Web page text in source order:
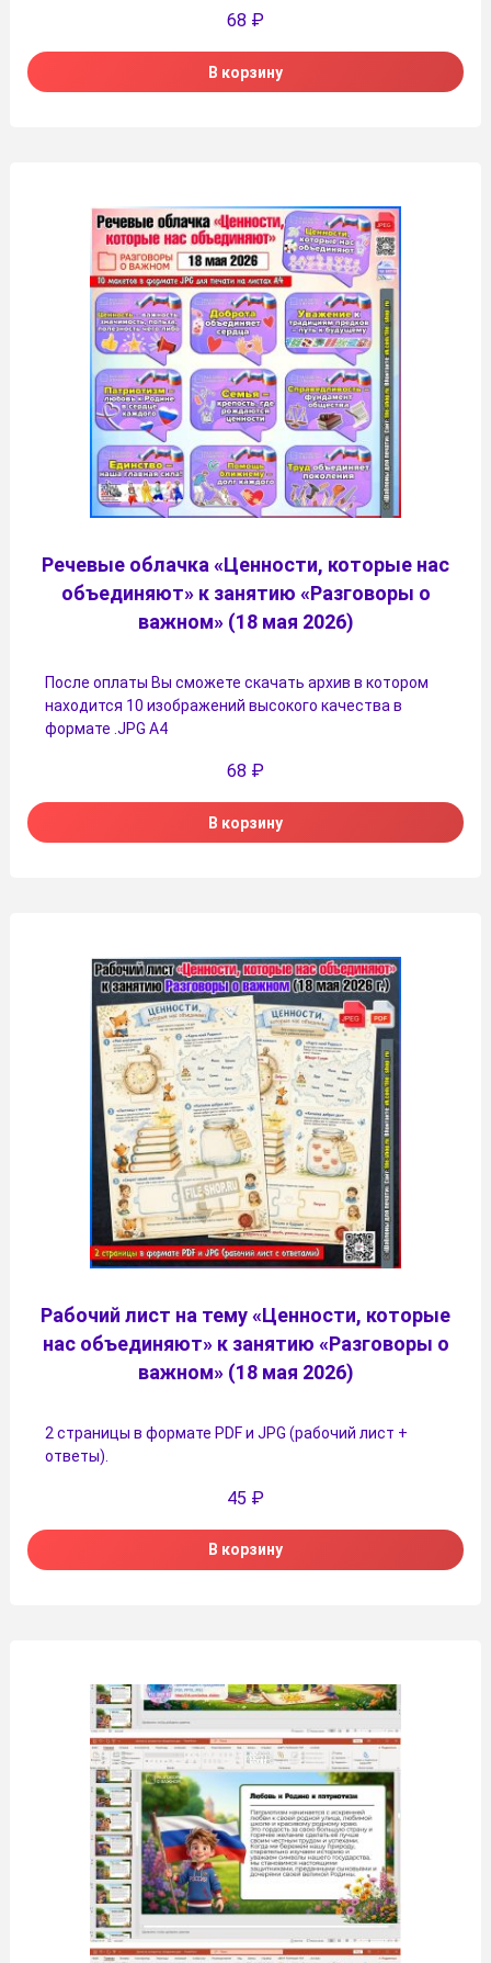
68 ₽
В корзину
Речевые облачка «Ценности, которые нас
объединяют» к занятию «Разговоры о
важном» (18 мая 2026)
После оплаты Вы сможете скачать архив в котором
находится 10 изображений высокого качества в
формате .JPG А4
68 ₽
В корзину
Рабочий лист на тему «Ценности, которые
нас объединяют» к занятию «Разговоры о
важном» (18 мая 2026)
2 страницы в формате PDF и JPG (рабочий лист +
ответы).
45 ₽
В корзину